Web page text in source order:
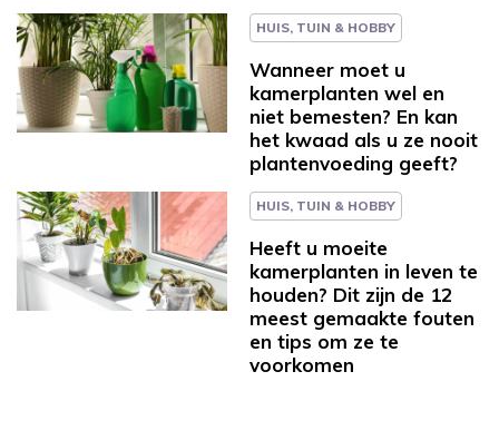
HUIS, TUIN & HOBBY
Wanneer moet u
kamerplanten wel en
niet bemesten? En kan
het kwaad als u ze nooit
plantenvoeding geeft?
HUIS, TUIN & HOBBY
Heeft u moeite
kamerplanten in leven te
houden? Dit zijn de 12
meest gemaakte fouten
en tips om ze te
voorkomen